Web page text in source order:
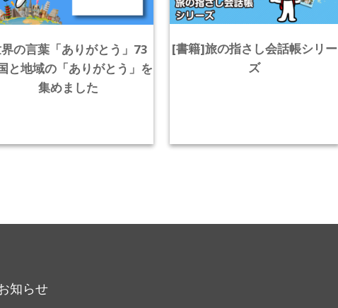
の言葉「ありがとう」73
と地域の「ありがとう」を
集めました
[書籍]旅の指さし会話帳シリー
ズ
知らせ